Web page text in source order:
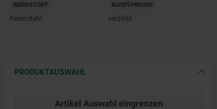
WERKSTOFF
Federstahl.
AUSFÜHRUNG
verzinkt.
PRODUKTAUSWAHL
Artikel Auswahl eingrenzen